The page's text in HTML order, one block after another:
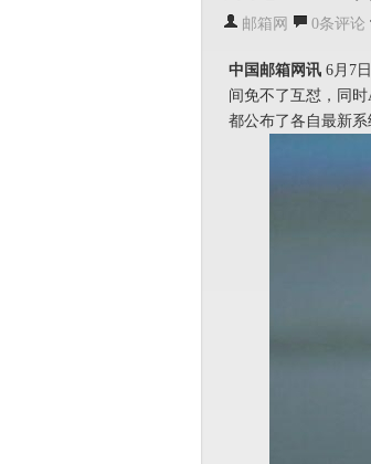
邮箱网 0条评论
中国邮箱网讯 6月7
间免不了互怼，同
都公布了各自最新系